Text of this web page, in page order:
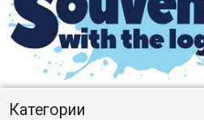
Категории